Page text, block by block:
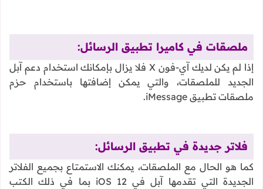
ملصقات في كاميرا تطبيق الرسائل:
إذا لم يكن لديك آي-فون X فلا يزال بإمكانك استخدام دعم آبل
الجديد للملصقات، والتي يمكن إضافتها باستخدام حزم
ملصقات تطبيق iMessage.
فلاتر جديدة في تطبيق الرسائل:
كما هو الحال مع الملصقات، يمكنك الاستمتاع بجميع الفلاتر
الجديدة التي تقدمها آبل في iOS 12 بما في ذلك الكتب